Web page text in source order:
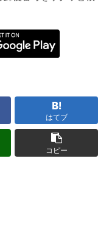
はてブ
コピー